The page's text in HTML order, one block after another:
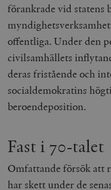
förankrade vid statens
offentliga. Under den
civilsamhällets
deras fristående och
socialdemokratins
beroendeposition.
Fast i 70-talet
Omfattande försök att
har skett under de